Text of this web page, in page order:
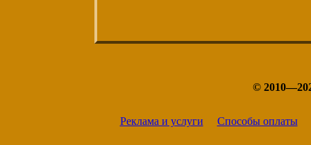
©
Реклама и услуги Способы оплаты